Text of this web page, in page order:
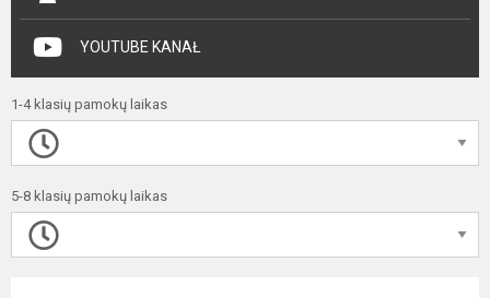
YOUTUBE KANAŁ
1-4 klasių pamokų laikas
5-8 klasių pamokų laikas